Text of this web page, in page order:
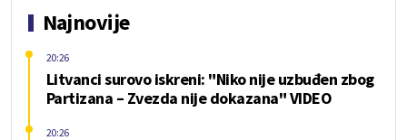
Najnovije
Litvanci surovo iskreni: "Niko nije uzbuđen zbog
Partizana – Zvezda nije dokazana" VIDEO
20:26
20:26